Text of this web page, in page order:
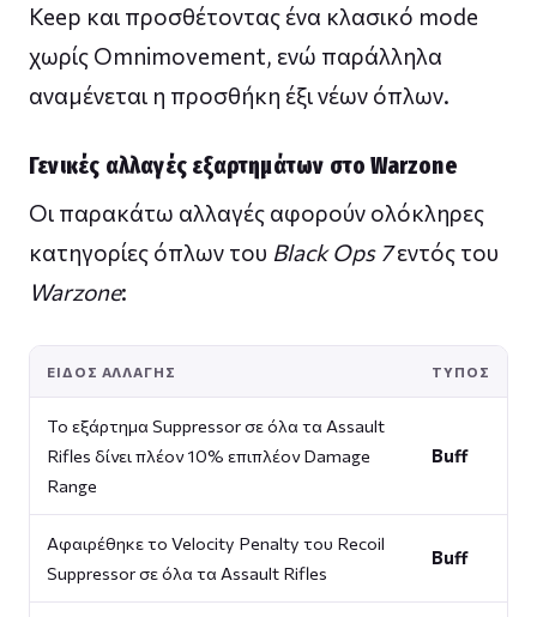
Keep και προσθέτοντας ένα κλασικό mode
χωρίς Omnimovement, ενώ παράλληλα
αναμένεται η προσθήκη έξι νέων όπλων.
Γενικές αλλαγές εξαρτημάτων στο Warzone
Οι παρακάτω αλλαγές αφορούν ολόκληρες
κατηγορίες όπλων του Black Ops 7εντός του
Warzone:
ΕΊΔΟΣ ΑΛΛΑΓΉΣ ΤΎΠΟΣ
Το εξάρτημα Suppressor σε όλα τα Assault
Rifles δίνει πλέον 10% επιπλέον Damage
Range
Buff
Αφαιρέθηκε το Velocity Penalty του Recoil
Suppressor σε όλα τα Assault Rifles
Buff